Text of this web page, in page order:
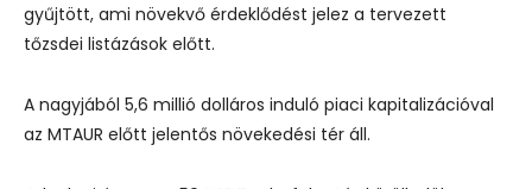
gyűjtött, ami növekvő érdeklődést jelez a tervezett
tőzsdei listázások előtt.
A nagyjából 5,6 millió dolláros induló piaci kapitalizációval
az MTAUR előtt jelentős növekedési tér áll.